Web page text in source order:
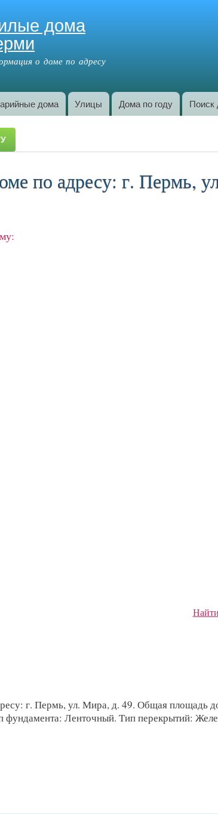
дома
о доме по адресу
дома Улицы Дома по году Поиск
по адресу: г. Пермь,
г. Пермь, ул. Мира, д. 49. Общая площадь
фундамента: Ленточный. Тип перекрытий: